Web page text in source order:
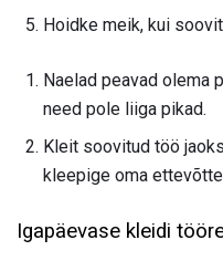
Hoidke meik, kui
Naelad peavad olema
need pole liiga pikad.
Kleit soovitud töö
kleepige oma
Igapäevase kleidi